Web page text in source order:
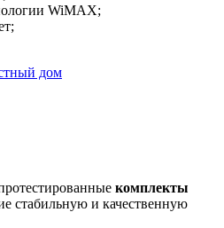
WiMAX;
дом
комплекты
стабильную и качественную